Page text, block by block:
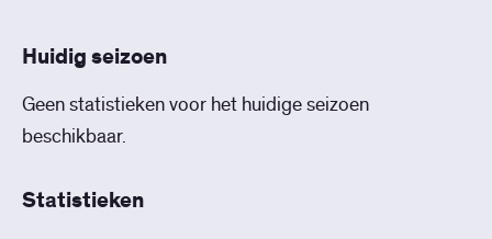
Huidig seizoen
Geen statistieken voor het huidige seizoen
beschikbaar.
Statistieken